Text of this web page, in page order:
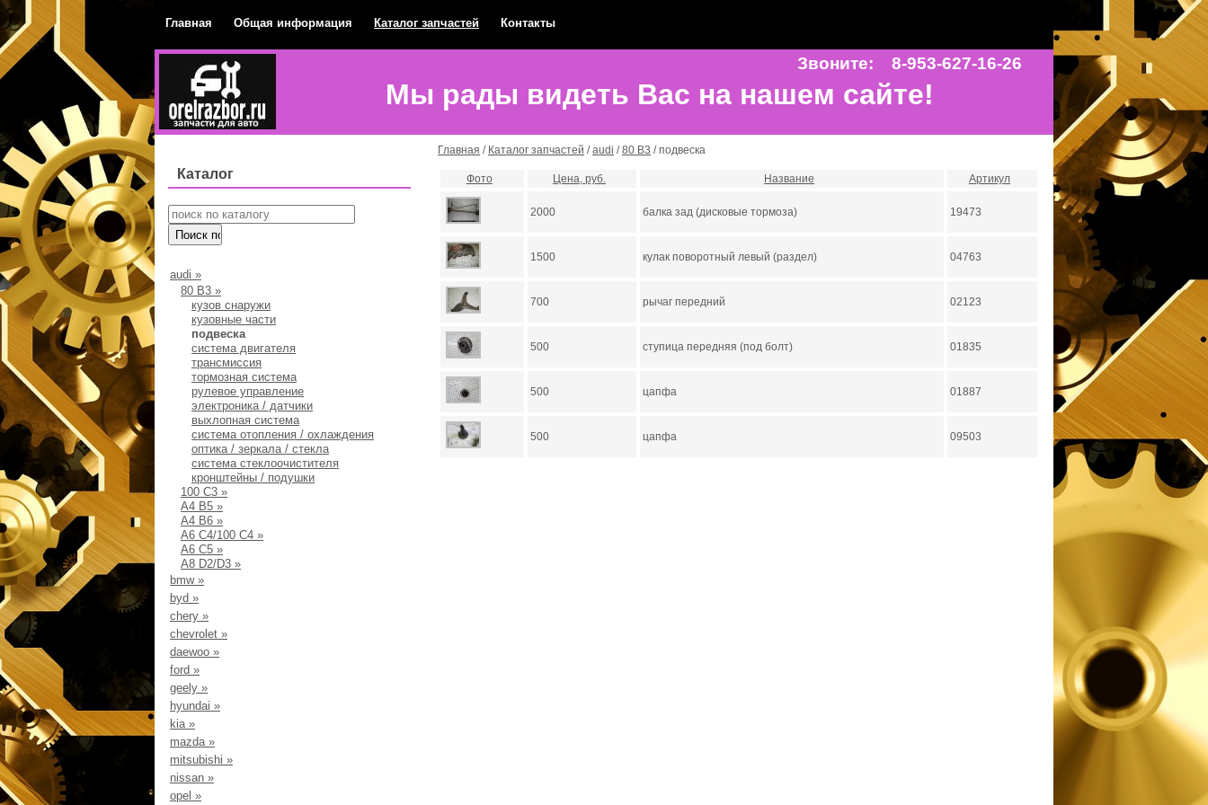
Главная Общая информация Каталог запчастей Контакты
Звоните: 8-953-627-16-26
Мы рады видеть Вас на нашем сайте!
Каталог
audi »
80 В3 »
кузов снаружи
кузовные части
подвеска
система двигателя
трансмиссия
тормозная система
рулевое управление
электроника / датчики
выхлопная система
система отопления / охлаждения
оптика / зеркала / стекла
система стеклоочистителя
кронштейны / подушки
100 С3 »
А4 B5 »
A4 B6 »
А6 С4/100 С4 »
A6 C5 »
A8 D2/D3 »
bmw»
byd »
chery »
chevrolet »
daewoo »
ford »
geely »
hyundai »
kia»
mazda»
mitsubishi »
nissan »
opel »
Главная / Каталог запчастей /audi /80 В3 / подвеска
Фото Цена, руб. Название Артикул
2000 балка зад (дисковые тормоза) 19473
1500 кулак поворотный левый (раздел) 04763
700 рычаг передний 02123
500 ступица передняя (под болт) 01835
500 цапфа 01887
500 цапфа 09503